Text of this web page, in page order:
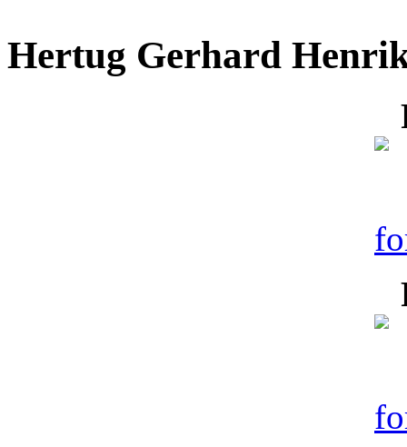
Hertug Gerhard